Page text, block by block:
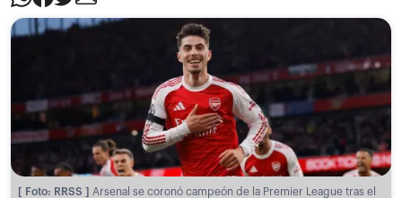
[ Foto: RRSS ] Arsenal se coronó campeón de la Premier League tras el